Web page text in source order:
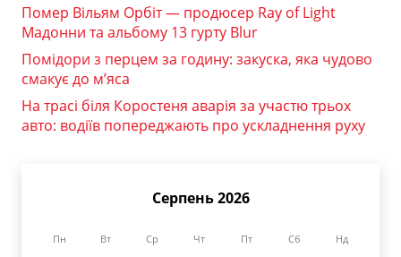
Помер Вільям Орбіт — продюсер Ray of Light
Мадонни та альбому 13 гурту Blur
Помідори з перцем за годину: закуска, яка чудово
смакує до м’яса
На трасі біля Коростеня аварія за участю трьох
авто: водіїв попереджають про ускладнення руху
Серпень 2026
Пн Вт Ср Чт Пт Сб Нд